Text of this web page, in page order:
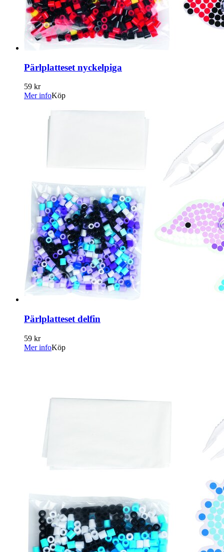
Pärlplatteset nyckelpiga
59 kr
Mer infoKöp
Pärlplatteset delfin
59 kr
Mer infoKöp